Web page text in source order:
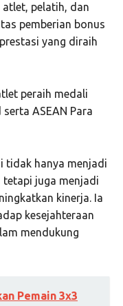
pelatih, dan
pemberian bonus
yang diraih
peraih medali
ASEAN Para
tidak hanya menjadi
tetapi juga menjadi
kinerja. Ia
kesejahteraan
mendukung
Pemain 3x3